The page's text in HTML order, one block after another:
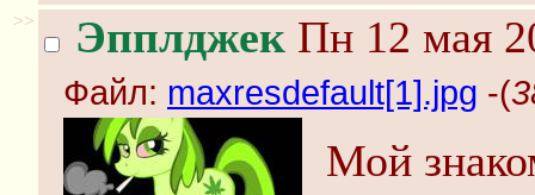
>> Эпплджек Пн 12 мая
Файл: maxresdefault[1].jpg -(
Мой